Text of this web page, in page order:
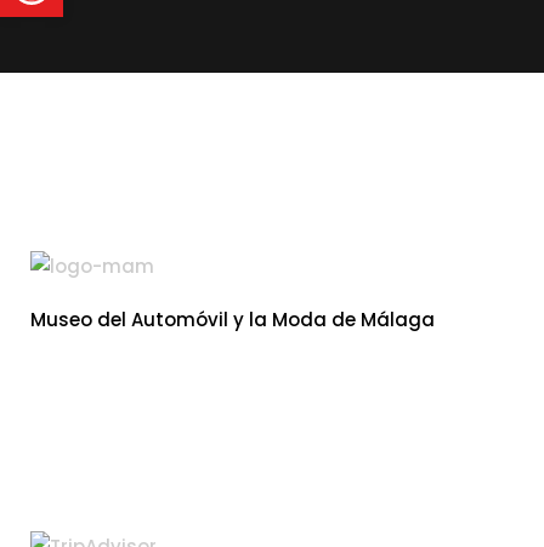
Museo del Automóvil y la Moda de Málaga